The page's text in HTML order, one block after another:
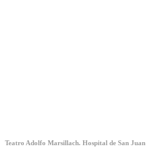
Teatro Adolfo Marsillach. Hospital de San Juan